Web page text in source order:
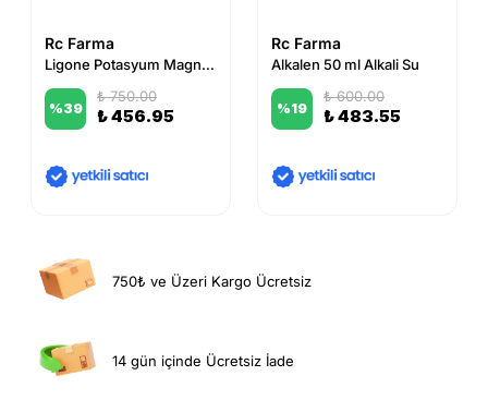
Rc Farma
Ligone Potasyum Magnezyum 60 Kapsül
%39
₺ 750.00
₺ 456.95
Rc Farma
Alkalen 50 ml Alkali Su
%19
₺ 600.00
₺ 483.55
750₺ ve Üzeri Kargo Ücretsiz
14 gün içinde Ücretsiz İade